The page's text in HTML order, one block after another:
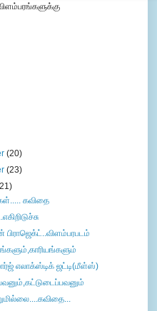
(20)
(23)
கவிதை
எலாக்ஸ்டிக் ஜட்டி(மீள்ஸ்)